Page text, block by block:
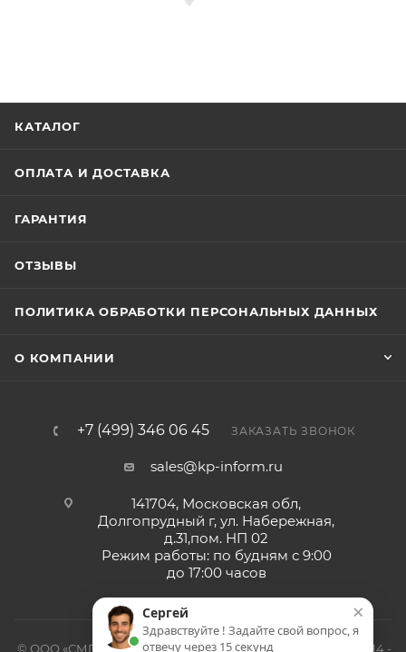
КАТАЛОГ
ОПЛАТА И ДОСТАВКА
ГАРАНТИЯ
ОТЗЫВЫ
ПОЛИТИКА ОБРАБОТКИ ПЕРСОНАЛЬНЫХ ДАННЫХ
О КОМПАНИИ
+7 (499) 346 06 45 ЗАКАЗАТЬ ЗВОНОК
sales@kp-inform.ru
141704, Московская обл,
Долгопрудный г, ул. Набережная,
д.31,пом. НП 02
Режим работы: по будням с 9:00
до 17:00 часов
© ООО «СМП-Проект», поставка серверных запчастей, 2014 -
×
Сергей
Здравствуйте ! Задайте свой вопрос, я
отвечу через 15 секунд